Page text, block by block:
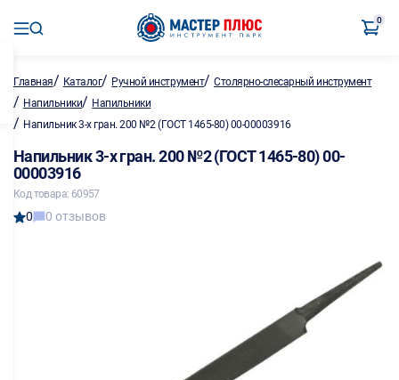
0
Главная/ Каталог/ Ручной инструмент/Столярно-слесарный инструмент
/ Напильники/ Напильники
/ Напильник 3-х гран. 200 №2 (ГОСТ 1465-80) 00-00003916
Напильник 3-х гран. 200 №2 (ГОСТ 1465-80) 00-
00003916
Код товара: 60957
0 0 отзывов